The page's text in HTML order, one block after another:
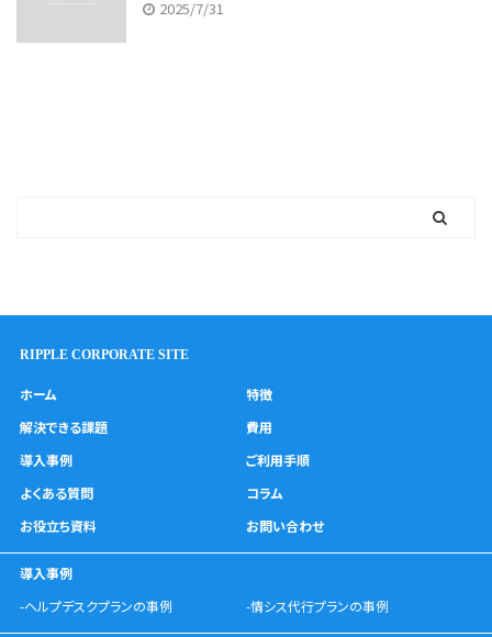
2025/7/31
RIPPLE CORPORATE SITE
ホーム
特徴
解決できる課題
費用
導入事例
ご利用手順
よくある質問
コラム
お役立ち資料
お問い合わせ
導入事例
-ヘルプデスクプランの事例
-情シス代行プランの事例